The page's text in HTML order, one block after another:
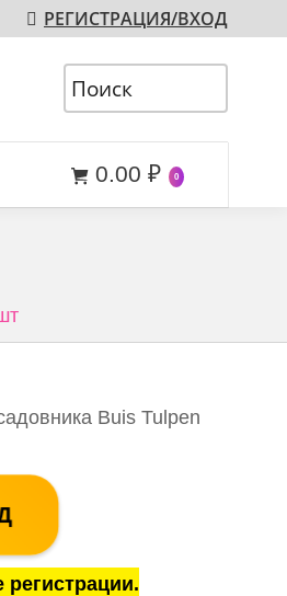
РЕГИСТРАЦИЯ/ВХОД
0.00 ₽ 0
Buis Tulpen